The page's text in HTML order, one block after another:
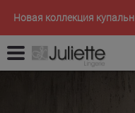
Новая коллекция